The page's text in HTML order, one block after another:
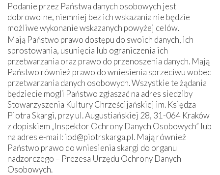
Podanie przez Państwa danych osobowych jest
dobrowolne, niemniej bez ich wskazania nie będzie
możliwe wykonanie wskazanych powyżej celów.
Mają Państwo prawo dostępu do swoich danych, ich
sprostowania, usunięcia lub ograniczenia ich
przetwarzania oraz prawo do przenoszenia danych. Mają
Państwo również prawo do wniesienia sprzeciwu wobec
przetwarzania danych osobowych. Wszystkie te żądania
będziecie mogli Państwo zgłaszać na adres siedziby
Stowarzyszenia Kultury Chrześcijańskiej im. Księdza
Piotra Skargi, przy ul. Augustiańskiej 28, 31-064 Kraków
z dopiskiem „Inspektor Ochrony Danych Osobowych” lub
na adres e-mail: iod@piotrskarga.pl. Mają również
Państwo prawo do wniesienia skargi do organu
nadzorczego – Prezesa Urzędu Ochrony Danych
Osobowych.